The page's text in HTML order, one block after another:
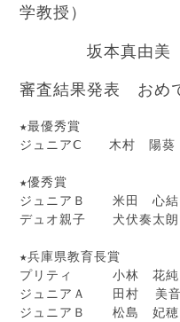
学教授）
坂本真由美（
審査結果発表 おめ
★最優秀
ジュニアⅭ　　木村　
★優秀賞
ジュニアＢ　　米田　心
デュオ親子　　犬伏奏太
★兵庫県教育長
プリティ　　　小林　花
ジュニアＡ　　田村  美音
ジュニアＢ　　松島　妃